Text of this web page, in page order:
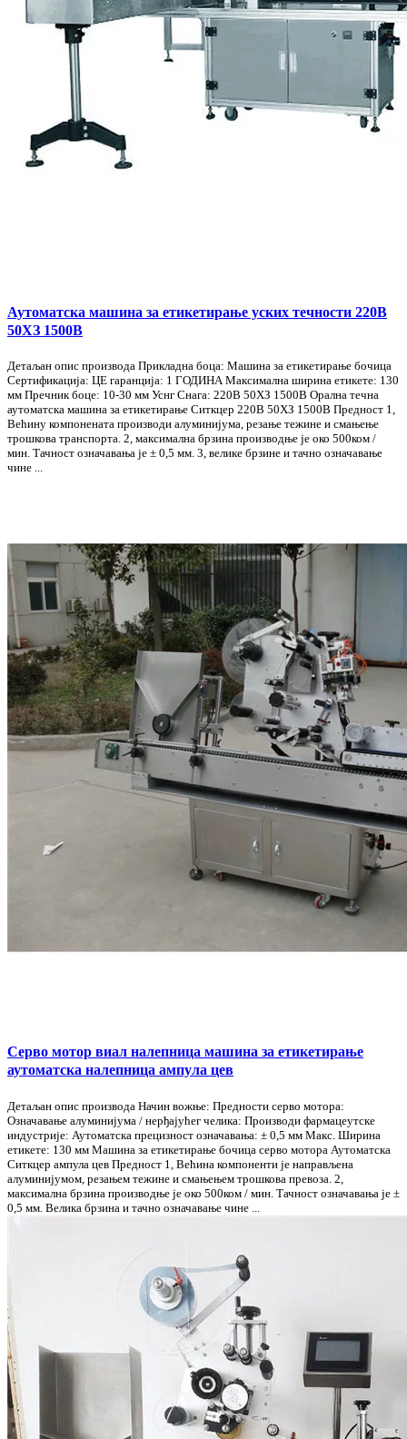
Аутоматска машина за етикетирање уских течности 220В
50ХЗ 1500В
Детаљан опис производа Прикладна боца: Машина за етикетирање бочица
Сертификација: ЦЕ гаранција: 1 ГОДИНА Максимална ширина етикете: 130
мм Пречник боце: 10-30 мм Уснг Снага: 220В 50ХЗ 1500В Орална течна
аутоматска машина за етикетирање Ситкцер 220В 50ХЗ 1500В Предност 1,
Већину компонената производи алуминијума, резање тежине и смањење
трошкова транспорта. 2, максимална брзина производње је око 500ком /
мин. Тачност означавања је ± 0,5 мм. 3, велике брзине и тачно означавање
чине ...
Серво мотор виал налепница машина за етикетирање
аутоматска налепница ампула цев
Детаљан опис производа Начин вожње: Предности серво мотора:
Означавање алуминијума / нерђајућег челика: Производи фармацеутске
индустрије: Аутоматска прецизност означавања: ± 0,5 мм Макс. Ширина
етикете: 130 мм Машина за етикетирање бочица серво мотора Аутоматска
Ситкцер ампула цев Предност 1, Већина компоненти је направљена
алуминијумом, резањем тежине и смањењем трошкова превоза. 2,
максимална брзина производње је око 500ком / мин. Тачност означавања је ±
0,5 мм. Велика брзина и тачно означавање чине ...